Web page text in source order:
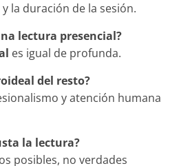
la duración de la sesión.
lectura presencial?
es igual de profunda.
del resto?
y atención humana
la lectura?
posibles, no verdades